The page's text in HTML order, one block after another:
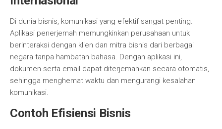
Di dunia bisnis, komunikasi yang efektif sangat penting.
Aplikasi penerjemah memungkinkan perusahaan untuk
berinteraksi dengan klien dan mitra bisnis dari berbagai
negara tanpa hambatan bahasa. Dengan aplikasi ini,
dokumen serta email dapat diterjemahkan secara otomatis,
sehingga menghemat waktu dan mengurangi kesalahan
komunikasi.
Contoh Efisiensi Bisnis